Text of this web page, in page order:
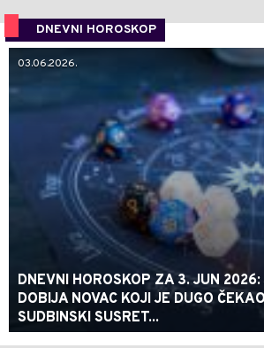
DNEVNI HOROSKOP
03.06.2026.
DNEVNI HOROSKOP ZA 3. JUN
DOBIJA NOVAC KOJI JE DUGO
SUDBINSKI SUSRET...